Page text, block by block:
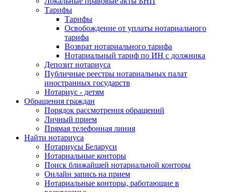
Тарифы
Тарифы
Освобождение от уплаты нотариального
тарифа
Возврат нотариального тарифа
Нотариальный тариф по ИН с должника
Депозит нотариуса
Публичные реестры нотариальных палат
иностранных государств
Нотариус - детям
Обращения граждан
Порядок рассмотрения обращений
Личный прием
Прямая телефонная линия
Найти нотариуса
Нотариусы Беларуси
Нотариальные конторы
Поиск ближайшей нотариальной конторы
Онлайн запись на прием
Нотариальные конторы, работающие в